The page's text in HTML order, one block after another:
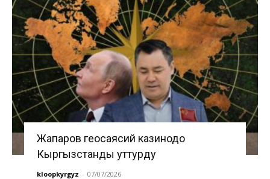
Жапаров геосаясий казинодо
Кыргызстанды уттурду
kloopkyrgyz - 07/07/2026